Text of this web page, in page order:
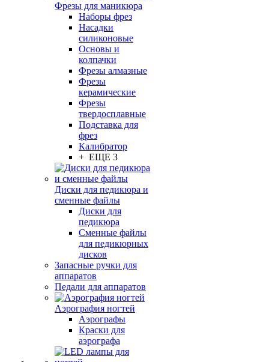
Фрезы для маникюра
Наборы фрез
Насадки
силиконовые
Основы и
колпачки
Фрезы алмазные
Фрезы
керамические
Фрезы
твердосплавные
Подставка для
фрез
Калибратор
+ ЕЩЕ 3
Диски для педикюра и
сменные файлы
Диски для
педикюра
Сменные файлы
для педикюрных
дисков
Запасные ручки для
аппаратов
Педали для аппаратов
Аэрография ногтей
Аэрографы
Краски для
аэрографа